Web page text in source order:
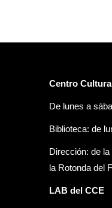
Centro
De lunes a
Biblioteca: de
Dirección: de
la Rotonda del
LAB del CCE